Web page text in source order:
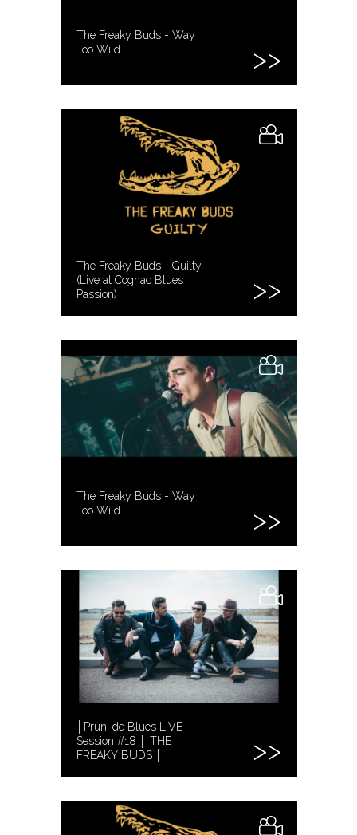
The Freaky Buds - Way
Too Wild
The Freaky Buds - Guilty
(Live at Cognac Blues
Passion)
The Freaky Buds - Way
Too Wild
│Prun' de Blues LIVE
Session #18 │ THE
FREAKY BUDS │